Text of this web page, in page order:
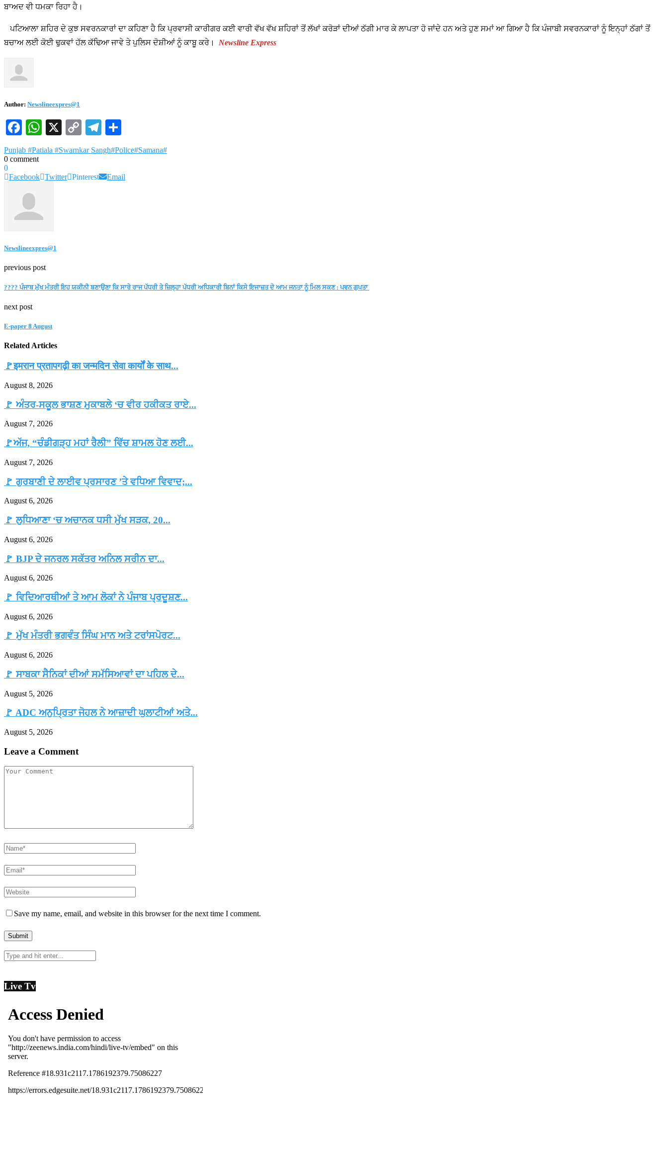
ਬਾਅਦ ਵੀ ਧਮਕਾ ਰਿਹਾ ਹੈ।
ਪਟਿਆਲਾ ਸ਼ਹਿਰ ਦੇ ਕੁਝ ਸਵਰਨਕਾਰਾਂ ਦਾ ਕਹਿਣਾ ਹੈ ਕਿ ਪ੍ਰਵਾਸੀ ਕਾਰੀਗਰ ਕਈ ਵਾਰੀ ਵੱਖ ਵੱਖ ਸ਼ਹਿਰਾਂ ਤੋਂ ਲੱਖਾਂ ਕਰੋੜਾਂ ਦੀਆਂ ਠੱਗੀ ਮਾਰ ਕੇ ਲਾਪਤਾ ਹੋ ਜਾਂਦੇ ਹਨ ਅਤੇ ਹੁਣ ਸਮਾਂ ਆ ਗਿਆ ਹੈ ਕਿ ਪੰਜਾਬੀ ਸਵਰਨਕਾਰਾਂ ਨੂੰ ਇਨ੍ਹਾਂ ਠੱਗਾਂ ਤੋਂ
ਬਚਾਅ ਲਈ ਕੋਈ ਢੁਕਵਾਂ ਹੱਲ ਕੱਢਿਆ ਜਾਵੇ ਤੇ ਪੁਲਿਸ ਦੋਸ਼ੀਆਂ ਨੂੰ ਕਾਬੂ ਕਰੇ। Newsline Express
Author: Newslineexpres@1
Facebook
WhatsApp
X
Copy
Link
Telegram
Punjab #Patiala #Swarnkar Sangh#Police#Samana#
0 comment
0
Facebook Twitter Pinterest Email
Newslineexpres@1
previous post
???? ਪੰਜਾਬ ਮੁੱਖ ਮੰਤਰੀ ਇਹ ਯਕੀਨੀ ਬਣਾਉਣਾ ਕਿ ਸਾਰੇ ਰਾਜ ਪੱਧਰੀ ਤੇ ਜ਼ਿਲ੍ਹਾ ਪੱਧਰੀ ਅਧਿਕਾਰੀ ਬਿਨਾਂ ਕਿਸੇ ਇਜਾਜ਼ਤ ਦੇ ਆਮ ਜਨਤਾ ਨੂੰ ਮਿਲ ਸਕਣ : ਪਵਨ ਗੁਪਤਾ
next post
E-paper 8 August
Related Articles
🚩इमरान प्रतापगढ़ी का जन्मदिन सेवा कार्यों के साथ...
August 8, 2026
🚩 ਅੰਤਰ-ਸਕੂਲ ਭਾਸ਼ਣ ਮੁਕਾਬਲੇ ‘ਚ ਵੀਰ ਹਕੀਕਤ ਰਾਏ...
August 7, 2026
🚩ਅੱਜ, “ਚੰਡੀਗੜ੍ਹ ਮਹਾਂ ਰੈਲੀ” ਵਿੱਚ ਸ਼ਾਮਲ ਹੋਣ ਲਈ...
August 7, 2026
🚩 ਗੁਰਬਾਣੀ ਦੇ ਲਾਈਵ ਪ੍ਰਸਾਰਣ ’ਤੇ ਵਧਿਆ ਵਿਵਾਦ;...
August 6, 2026
🚩 ਲੁਧਿਆਣਾ ‘ਚ ਅਚਾਨਕ ਧਸੀ ਮੁੱਖ ਸੜਕ, 20...
August 6, 2026
🚩 BJP ਦੇ ਜਨਰਲ ਸਕੱਤਰ ਅਨਿਲ ਸਰੀਨ ਦਾ...
August 6, 2026
🚩 ਵਿਦਿਆਰਥੀਆਂ ਤੇ ਆਮ ਲੋਕਾਂ ਨੇ ਪੰਜਾਬ ਪ੍ਰਦੂਸ਼ਣ...
August 6, 2026
🚩 ਮੁੱਖ ਮੰਤਰੀ ਭਗਵੰਤ ਸਿੰਘ ਮਾਨ ਅਤੇ ਟਰਾਂਸਪੋਰਟ...
August 6, 2026
🚩 ਸਾਬਕਾ ਸੈਨਿਕਾਂ ਦੀਆਂ ਸਮੱਸਿਆਵਾਂ ਦਾ ਪਹਿਲ ਦੇ...
August 5, 2026
🚩 ADC ਅਨੁਪ੍ਰਿਤਾ ਜੋਹਲ ਨੇ ਆਜ਼ਾਦੀ ਘੁਲਾਟੀਆਂ ਅਤੇ...
August 5, 2026
Leave a Comment
Save my name, email, and website in this browser for the next time I comment.
Live Tv